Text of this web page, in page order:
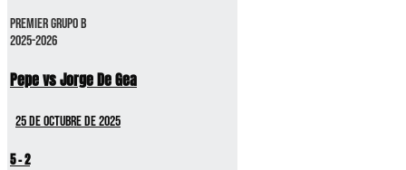
Premier GRUPO B
2025-2026
Pepe vs Jorge De Gea
25 de octubre de 2025
5-2